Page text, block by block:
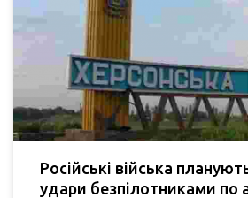
Російські війська
удари безпілотниками по